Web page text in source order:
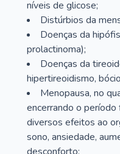
níveis de glicose;
Distúrbios da
Doenças da
prolactinoma);
Doenças da
hipertireoidismo,
Menopausa, no
encerrando o
diversos efeitos ao
sono, ansiedade,